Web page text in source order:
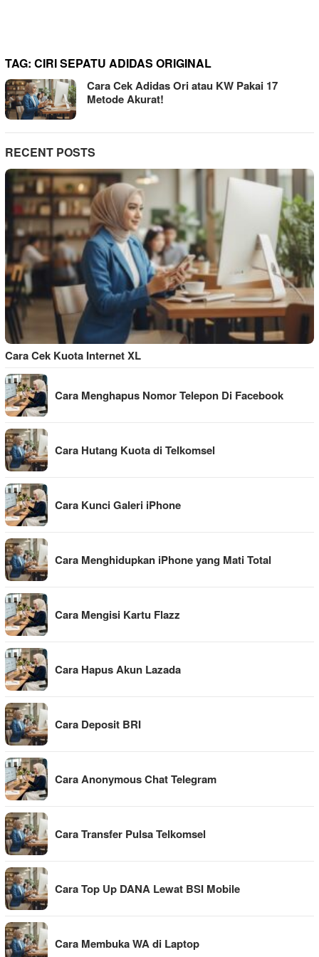
TAG: CIRI SEPATU ADIDAS ORIGINAL
Cara Cek Adidas Ori atau KW Pakai 17
Metode Akurat!
RECENT POSTS
Cara Cek Kuota Internet XL
Cara Menghapus Nomor Telepon Di Facebook
Cara Hutang Kuota di Telkomsel
Cara Kunci Galeri iPhone
Cara Menghidupkan iPhone yang Mati Total
Cara Mengisi Kartu Flazz
Cara Hapus Akun Lazada
Cara Deposit BRI
Cara Anonymous Chat Telegram
Cara Transfer Pulsa Telkomsel
Cara Top Up DANA Lewat BSI Mobile
Cara Membuka WA di Laptop